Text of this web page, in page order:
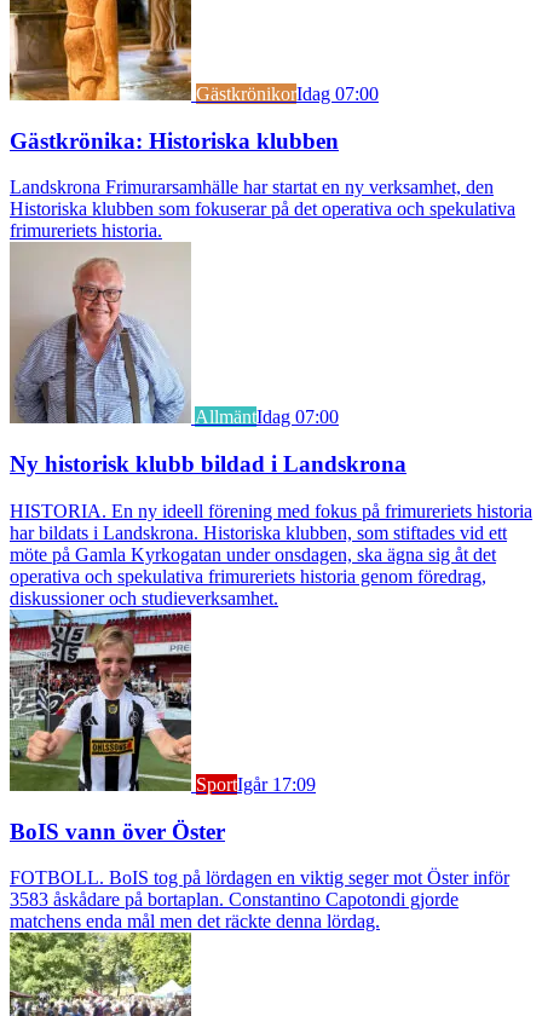
GästkrönikorIdag 07:00
Gästkrönika: Historiska klubben
Landskrona Frimurarsamhälle har startat en ny verksamhet, den
Historiska klubben som fokuserar på det operativa och spekulativa
frimureriets historia.
AllmäntIdag 07:00
Ny historisk klubb bildad i Landskrona
HISTORIA. En ny ideell förening med fokus på frimureriets historia
har bildats i Landskrona. Historiska klubben, som stiftades vid ett
möte på Gamla Kyrkogatan under onsdagen, ska ägna sig åt det
operativa och spekulativa frimureriets historia genom föredrag,
diskussioner och studieverksamhet.
SportIgår 17:09
BoIS vann över Öster
FOTBOLL. BoIS tog på lördagen en viktig seger mot Öster inför
3583 åskådare på bortaplan. Constantino Capotondi gjorde
matchens enda mål men det räckte denna lördag.